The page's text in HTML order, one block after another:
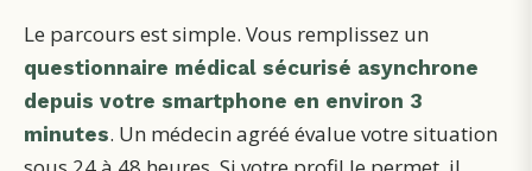
Le parcours est simple. Vous remplissez un
questionnaire médical sécurisé asynchrone
depuis votre smartphone en environ 3
minutes. Un médecin agréé évalue votre situation